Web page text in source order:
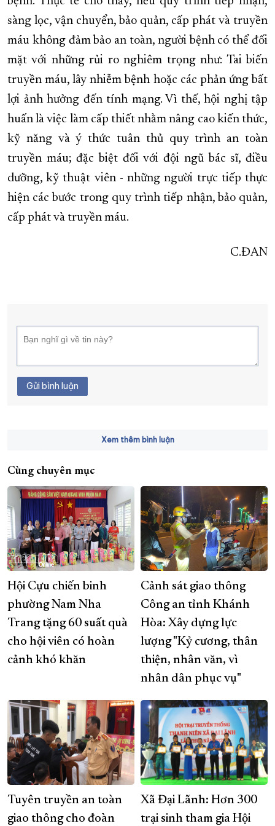
sàng lọc, vận chuyển, bảo quản, cấp phát và truyền
máu không đảm bảo an toàn, người bệnh có thể đối
mặt với những rủi ro nghiêm trọng như: Tai biến
truyền máu, lây nhiễm bệnh hoặc các phản ứng bất
lợi ảnh hưởng đến tính mạng. Vì thế, hội nghị tập
huấn là việc làm cấp thiết nhằm nâng cao kiến thức,
kỹ năng và ý thức tuân thủ quy trình an toàn
truyền máu; đặc biệt đối với đội ngũ bác sĩ, điều
dưỡng, kỹ thuật viên - những người trực tiếp thực
hiện các bước trong quy trình tiếp nhận, bảo quản,
cấp phát và truyền máu.
C.ĐAN
Gửi bình luận
Xem thêm bình luận
Cùng chuyên mục
Hội Cựu chiến binh
phường Nam Nha
Trang tặng 60 suất quà
cho hội viên có hoàn
cảnh khó khăn
Cảnh sát giao thông
Công an tỉnh Khánh
Hòa: Xây dựng lực
lượng "Kỷ cương, thân
thiện, nhân văn, vì
nhân dân phục vụ"
Tuyên truyền an toàn
giao thông cho đoàn
Xã Đại Lãnh: Hơn 300
trại sinh tham gia Hội